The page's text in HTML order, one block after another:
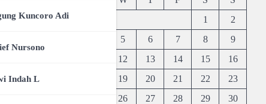
Kuncoro Adi
Nursono
Indah L
1
2
5 6 7 8
9
12 13 14 15
16
19 20 21 22
23
26 27 28 29
30